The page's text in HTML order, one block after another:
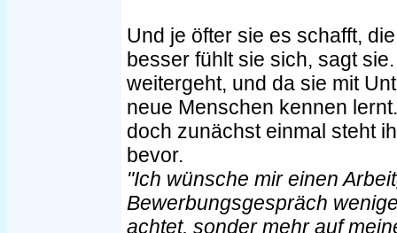
Und je öfter sie es schafft,
besser fühlt sie sich, sagt
weitergeht, und da sie mit
neue Menschen kennen
doch zunächst einmal steht
bevor.
"Ich wünsche mir einen
Bewerbungsgespräch
achtet, sonder mehr auf